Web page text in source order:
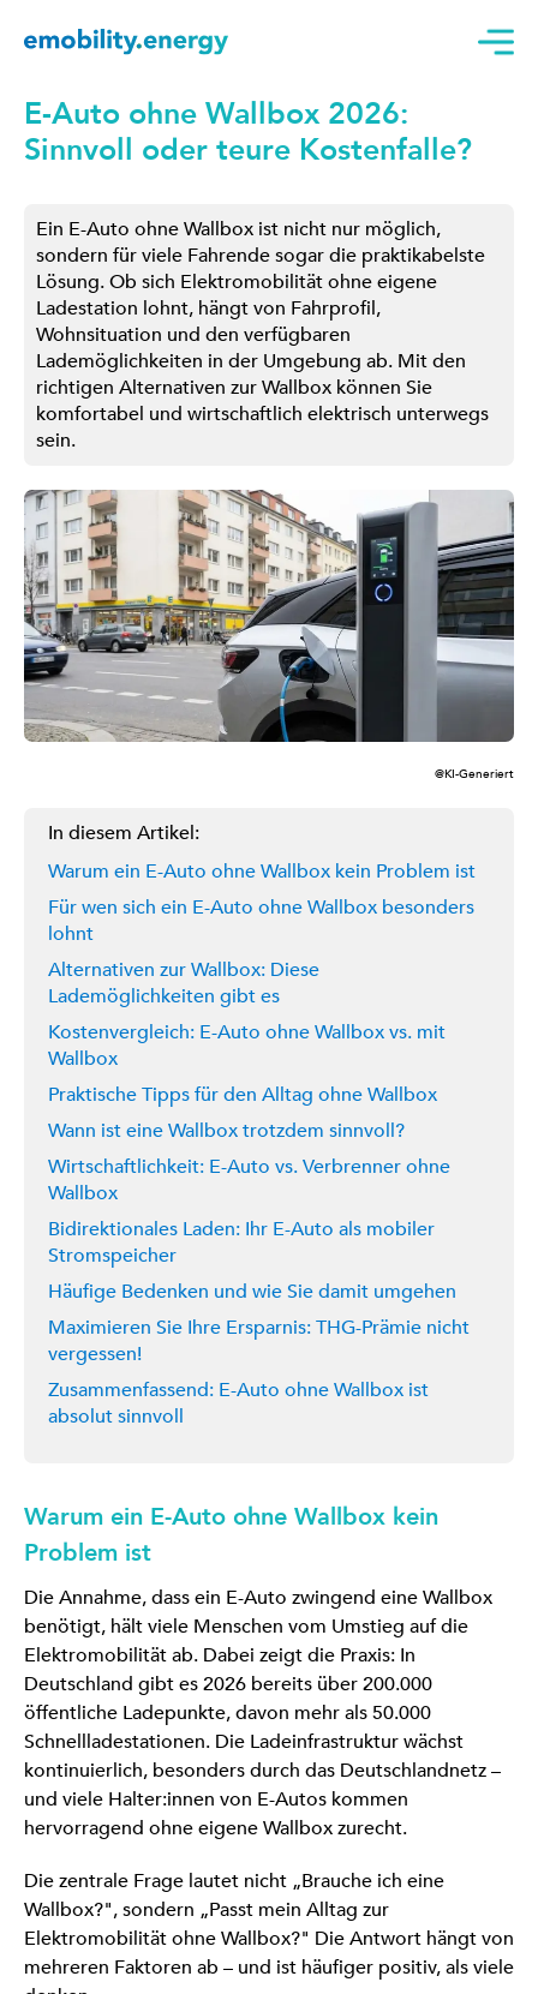
E-Auto ohne Wallbox 2026:
Sinnvoll oder teure Kostenfalle?
Ein E-Auto ohne Wallbox ist nicht nur möglich,
sondern für viele Fahrende sogar die praktikabelste
Lösung. Ob sich Elektromobilität ohne eigene
Ladestation lohnt, hängt von Fahrprofil,
Wohnsituation und den verfügbaren
Lademöglichkeiten in der Umgebung ab. Mit den
richtigen Alternativen zur Wallbox können Sie
komfortabel und wirtschaftlich elektrisch unterwegs
sein.
@KI-Generiert
In diesem Artikel:
Warum ein E-Auto ohne Wallbox kein Problem ist
Für wen sich ein E-Auto ohne Wallbox besonders
lohnt
Alternativen zur Wallbox: Diese
Lademöglichkeiten gibt es
Kostenvergleich: E-Auto ohne Wallbox vs. mit
Wallbox
Praktische Tipps für den Alltag ohne Wallbox
Wann ist eine Wallbox trotzdem sinnvoll?
Wirtschaftlichkeit: E-Auto vs. Verbrenner ohne
Wallbox
Bidirektionales Laden: Ihr E-Auto als mobiler
Stromspeicher
Häufige Bedenken und wie Sie damit umgehen
Maximieren Sie Ihre Ersparnis: THG-Prämie nicht
vergessen!
Zusammenfassend: E-Auto ohne Wallbox ist
absolut sinnvoll
Warum ein E-Auto ohne Wallbox kein
Problem ist
Die Annahme, dass ein E-Auto zwingend eine Wallbox
benötigt, hält viele Menschen vom Umstieg auf die
Elektromobilität ab. Dabei zeigt die Praxis: In
Deutschland gibt es 2026 bereits über 200.000
öffentliche Ladepunkte, davon mehr als 50.000
Schnellladestationen. Die Ladeinfrastruktur wächst
kontinuierlich, besonders durch das Deutschlandnetz –
und viele Halter:innen von E-Autos kommen
hervorragend ohne eigene Wallbox zurecht.
Die zentrale Frage lautet nicht „Brauche ich eine
Wallbox?", sondern „Passt mein Alltag zur
Elektromobilität ohne Wallbox?" Die Antwort hängt von
mehreren Faktoren ab – und ist häufiger positiv, als viele